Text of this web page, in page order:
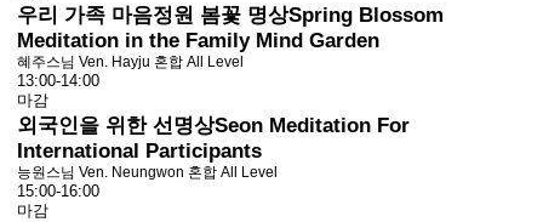
우리 가족 마음정원 봄꽃 명상Spring Blossom
Meditation in the Family Mind Garden
혜주스님 Ven. Hayju 혼합 All Level
13:00-14:00
마감
외국인을 위한 선명상Seon Meditation For
International Participants
능원스님 Ven. Neungwon 혼합 All Level
15:00-16:00
마감